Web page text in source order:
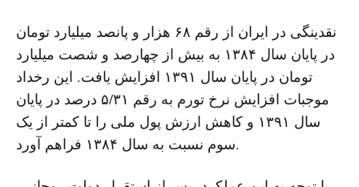
نقدینگی در ایران از رقم ۶۸ هزار و پانصد میلیارد تومان
در پایان سال ١۳۸۴ به بیش از چهارصد و شصت میلیارد
تومان در پایان سال ١۳٩١ افزایش یافت. این رخداد
موجبات افزایش نرخ تورم به رقم ۵/۳١ درصد در پایان
سال ١۳٩١ و کاهش ارزش پول ملی را تا کمتر از یک
سوم نسبت به سال ١۳۸۴ فراهم آورد.